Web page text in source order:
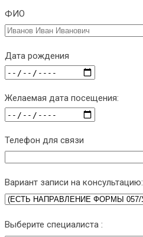
ФИО
Дата рождения
Желаемая дата посещения:
Телефон для связи
Вариант записи на консультацию:
Выберите специалиста :